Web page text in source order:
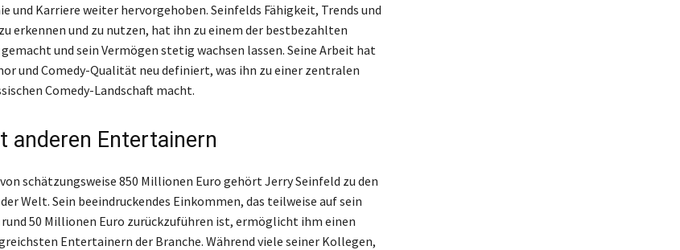
und Karriere weiter hervorgehoben. Seinfelds Fähigkeit, Trends und
erkennen und zu nutzen, hat ihn zu einem der bestbezahlten
und sein Vermögen stetig wachsen lassen. Seine Arbeit hat
und Comedy-Qualität neu definiert, was ihn zu einer zentralen
Comedy-Landschaft macht.
anderen Entertainern
schätzungsweise 850 Millionen Euro gehört Jerry Seinfeld zu den
Welt. Sein beeindruckendes Einkommen, das teilweise auf sein
50 Millionen Euro zurückzuführen ist, ermöglicht ihm einen
Entertainern der Branche. Während viele seiner Kollegen,